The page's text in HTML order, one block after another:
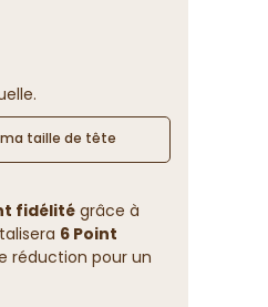
ma taille de tête
fidélitégrâce à
6 Point
réduction pour un